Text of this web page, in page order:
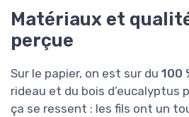
Matériaux et
perçue
Sur le papier, on est sur du 100
rideau et du bois d’eucalyptus
ça se ressent : les fils ont un